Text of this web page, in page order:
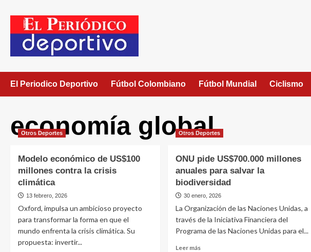
El Periodico Deportivo Fútbol Colombiano Fútbol Mundial Ciclismo
economía global
Otros Deportes
Modelo económico de US$100
millones contra la crisis
climática
13 febrero, 2026
Oxford, impulsa un ambicioso proyecto
para transformar la forma en que el
mundo enfrenta la crisis climática. Su
propuesta: invertir...
Otros Deportes
ONU pide US$700.000 millones
anuales para salvar la
biodiversidad
30 enero, 2026
La Organización de las Naciones Unidas, a
través de la Iniciativa Financiera del
Programa de las Naciones Unidas para el...
Leer más